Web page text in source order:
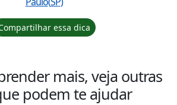
essa dica
mais, veja outras
podem te ajudar